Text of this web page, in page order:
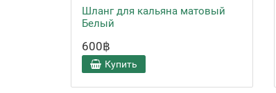
Шланг для кальяна матовый
Белый
600฿
Купить